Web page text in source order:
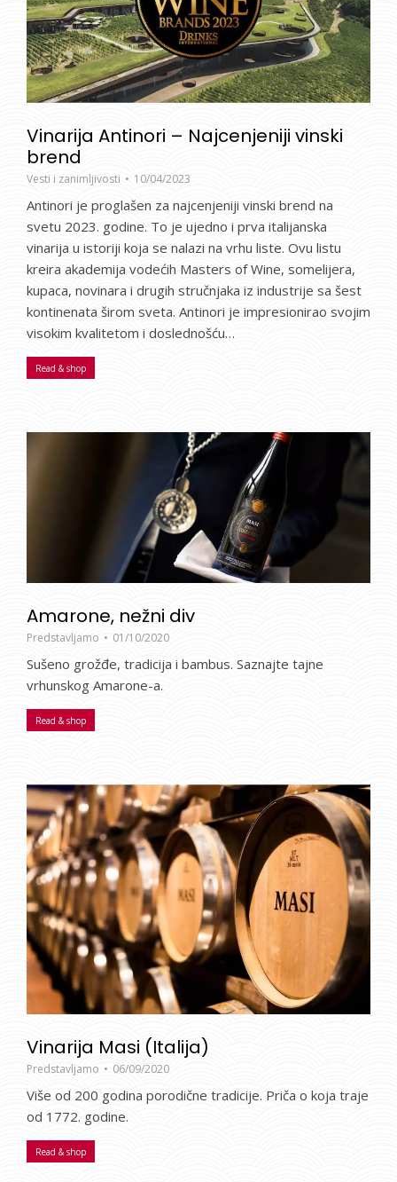
Vinarija Antinori – Najcenjeniji vinski
brend
Vesti i zanimljivosti 10/04/2023
Antinori je proglašen za najcenjeniji vinski brend na
svetu 2023. godine. To je ujedno i prva italijanska
vinarija u istoriji koja se nalazi na vrhu liste. Ovu listu
kreira akademija vodećih Masters of Wine, somelijera,
kupaca, novinara i drugih stručnjaka iz industrije sa šest
kontinenata širom sveta. Antinori je impresionirao svojim
visokim kvalitetom i doslednošću…
Read & shop
Amarone, nežni div
Predstavljamo 01/10/2020
Sušeno grožđe, tradicija i bambus. Saznajte tajne
vrhunskog Amarone-a.
Read & shop
Vinarija Masi (Italija)
Predstavljamo 06/09/2020
Više od 200 godina porodične tradicije. Priča o koja traje
od 1772. godine.
Read & shop